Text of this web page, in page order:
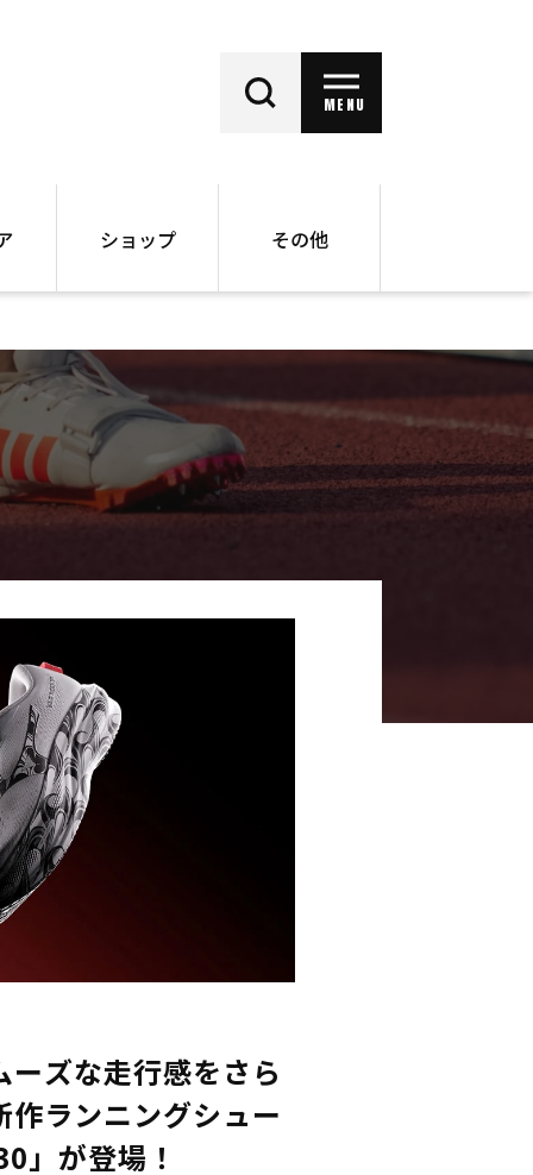
MENU
ショップ
バックナンバー
書籍
その他
ーズな走行感をさら
作ランニングシュー
」が登場！